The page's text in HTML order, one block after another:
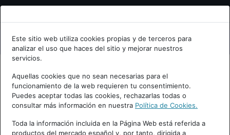
Bienvenid@ a psiquiatria.com
Escribe tu Email
Accede o regístrate con tu email.
Este sitio web utiliza cookies propias y de terceros para
analizar el uso que haces del sitio y mejorar nuestros
servicios.
Aquellas cookies que no sean necesarias para el
funcionamiento de la web requieren tu consentimiento.
Puedes aceptar todas las cookies, rechazarlas todas o
consultar más información en nuestra Política de Cookies.
Toda la información incluida en la Página Web está referida a
productos del mercado español y, por tanto, dirigida a